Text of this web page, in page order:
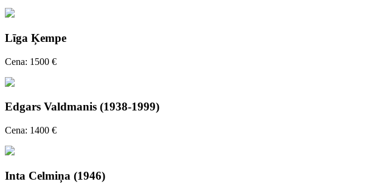
Līga Ķempe
Cena: 1500 €
Edgars Valdmanis (1938-1999)
Cena: 1400 €
Inta Celmiņa (1946)